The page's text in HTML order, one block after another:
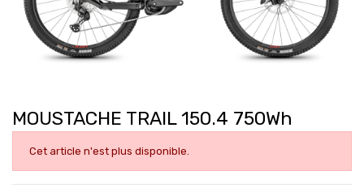
MOUSTACHE TRAIL 150.4 750Wh
Cet article n'est plus disponible.